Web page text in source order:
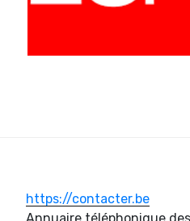
https://contacter.be